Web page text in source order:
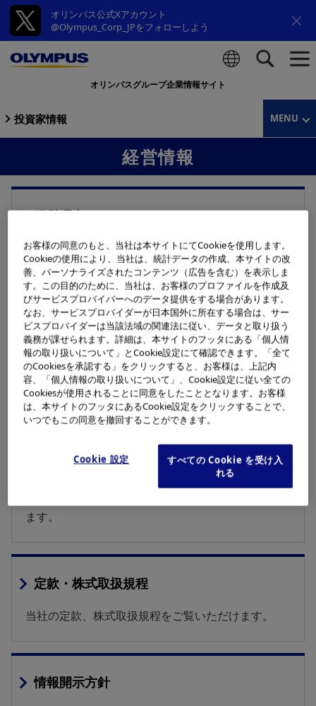
オリンパス公式Xアカウント
@Olympus_Corp_JPをフォローしよう
オリンパスグループ企業情報サイト
投資家情報 MENU
経営情報
経営理念
「Our Purpose 私たちの存在意義」と「Our Core
Values 私たちのコアバリュー」から構成される経営
理念についてご紹介します。
経営戦略
経営理念の実現と持続的な成長を目指して策定し
た、当社の経営戦略をご紹介します。
トップマネジメント
ます。
定款・株式取扱規程
当社の定款、株式取扱規程をご覧いただけます。
情報開示方針
お客様の同意のもと、当社は本サイトにてCookieを使用します。
Cookieの使用により、当社は、統計データの作成、本サイトの改
善、パーソナライズされたコンテンツ（広告を含む）を表示しま
す。この目的のために、当社は、お客様のプロファイルを作成及
びサービスプロバイバーへのデータ提供をする場合があります。
なお、サービスプロバイダーが日本国外に所在する場合は、サー
ビスプロバイダーは当該法域の関連法に従い、データと取り扱う
義務が課せられます。詳細は、本サイトのフッタにある「個人情
報の取り扱いについて」とCookie設定にて確認できます。「全て
のCookiesを承認する」をクリックすると、お客様は、上記内
容、「個人情報の取り扱いについて」、Cookie設定に従い全ての
Cookiesが使用されることに同意をしたこととなります。お客様
は、本サイトのフッタにあるCookie設定をクリックすることで、
いつでもこの同意を撤回することができます。
Cookie 設定
すべての Cookie を受け入
れる